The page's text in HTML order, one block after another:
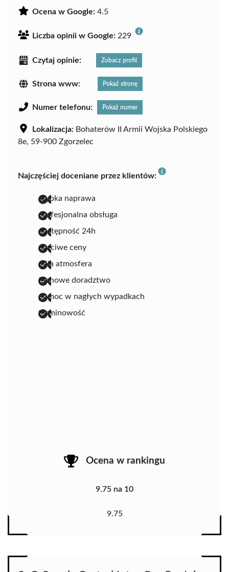
Ocena w Google: 4.5
Liczba opinii w Google: 229
Czytaj opinie: Zobacz profil
Strona www: Pokaż stronę
Numer telefonu: Pokaż numer
Lokalizacja: Bohaterów II Armii Wojska Polskiego
8e, 59-900 Zgorzelec
Najczęściej doceniane przez klientów:
szybka naprawa
profesjonalna obsługa
dostępność 24h
uczciwe ceny
miła atmosfera
fachowe doradztwo
pomoc w nagłych wypadkach
terminowość
Ocena w rankingu
9.75 na 10
9.75